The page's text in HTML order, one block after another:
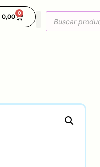
0,00 0